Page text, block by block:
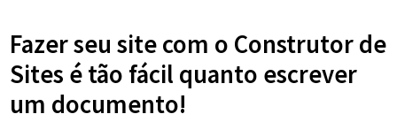
Fazer seu site com o Construtor de
Sites é tão fácil quanto escrever
um documento!